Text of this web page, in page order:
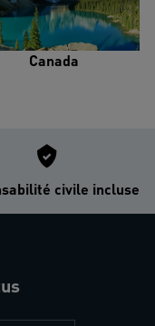
Canada
civile incluse